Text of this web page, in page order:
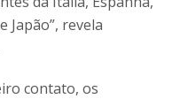
Japão”, revela
contato, os